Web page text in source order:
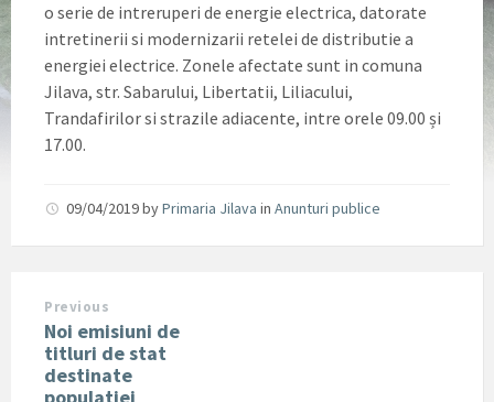
o serie de intreruperi de energie electrica, datorate
intretinerii si modernizarii retelei de distributie a
energiei electrice. Zonele afectate sunt in comuna
Jilava, str. Sabarului, Libertatii, Liliacului,
Trandafirilor si strazile adiacente, intre orele 09.00 și
17.00.
09/04/2019byPrimaria Jilava in Anunturi publice
Previous
Noi emisiuni de
titluri de stat
destinate